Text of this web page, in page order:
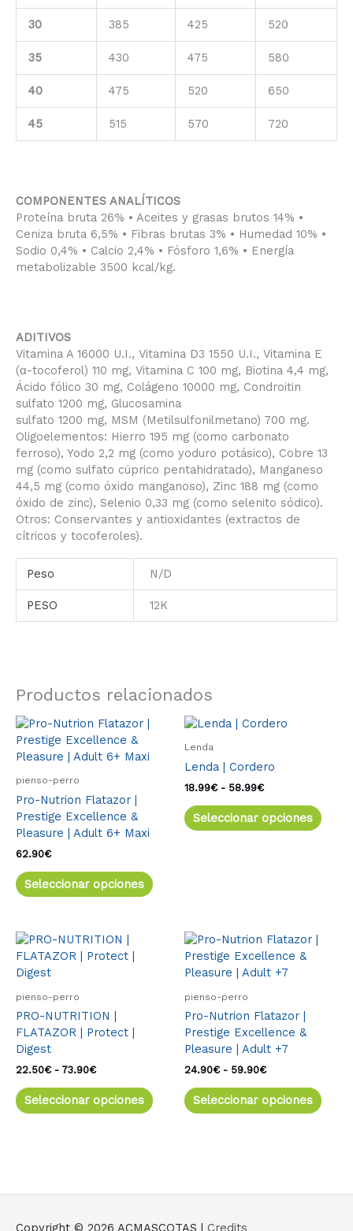
30 385 425 520
35 430 475 580
40 475 520 650
45 515 570 720
COMPONENTES ANALÍTICOS
Proteína bruta 26% • Aceites y grasas brutos 14% •
Ceniza bruta 6,5% • Fibras brutas 3% • Humedad 10% •
Sodio 0,4% • Calcio 2,4% • Fósforo 1,6% • Energía
metabolizable 3500 kcal/kg.
ADITIVOS
Vitamina A 16000 U.I., Vitamina D3 1550 U.I., Vitamina E
(α-tocoferol) 110 mg, Vitamina C 100 mg, Biotina 4,4 mg,
Ácido fólico 30 mg, Colágeno 10000 mg, Condroitin
sulfato 1200 mg, Glucosamina
sulfato 1200 mg, MSM (Metilsulfonilmetano) 700 mg.
Oligoelementos: Hierro 195 mg (como carbonato
ferroso), Yodo 2,2 mg (como yoduro potásico), Cobre 13
mg (como sulfato cúprico pentahidratado), Manganeso
44,5 mg (como óxido manganoso), Zinc 188 mg (como
óxido de zinc), Selenio 0,33 mg (como selenito sódico).
Otros: Conservantes y antioxidantes (extractos de
cítricos y tocoferoles).
Peso N/D
PESO 12K
Productos relacionados
pienso-perro
Pro-Nutrion Flatazor |
Prestige Excellence &
Pleasure | Adult 6+ Maxi
62.90€
Seleccionar opciones
múltiples
variantes.
opciones
en
producto
Lenda
Lenda | Cordero
18.99€ - 58.99€
Rango
18.99€
hasta
Seleccionar opciones
pienso-perro
PRO-NUTRITION |
FLATAZOR | Protect |
Digest
22.50€ - 73.90€
Rango
de
precios:
73.90€
Seleccionar opciones
producto
variantes.
opciones
pueden
en
pienso-perro
Pro-Nutrion Flatazor |
Prestige Excellence &
Pleasure | Adult +7
24.90€ - 59.90€
Rango
de
desde
59.90€
Seleccionar opciones en
Copyright © 2026 ACMASCOTAS | Credits